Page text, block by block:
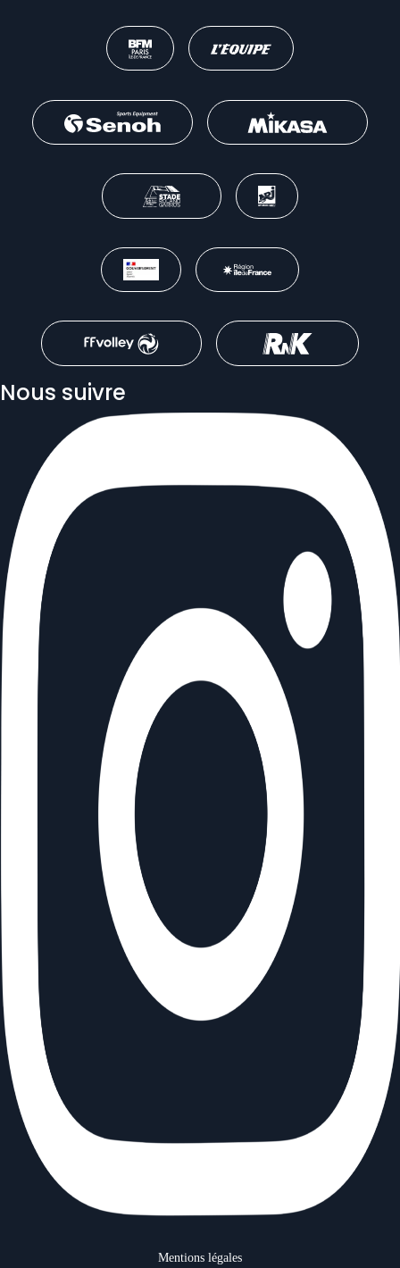
Nous suivre
Mentions légales